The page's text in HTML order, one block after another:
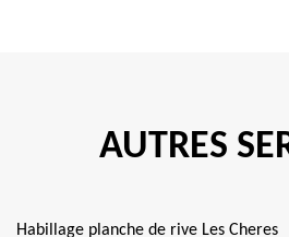
AUTRES
Habillage planche de rive Les Cheres